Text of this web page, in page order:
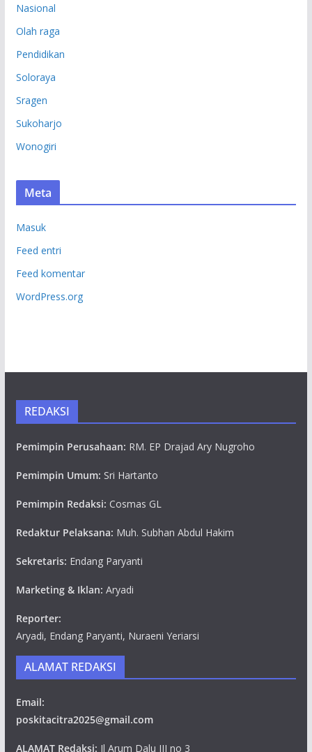
Nasional
Olah raga
Pendidikan
Soloraya
Sragen
Sukoharjo
Wonogiri
Meta
Masuk
Feed entri
Feed komentar
WordPress.org
REDAKSI
Pemimpin Perusahaan: RM. EP Drajad Ary Nugroho
Pemimpin Umum: Sri Hartanto
Pemimpin Redaksi: Cosmas GL
Redaktur Pelaksana: Muh. Subhan Abdul Hakim
Sekretaris: Endang Paryanti
Marketing & Iklan: Aryadi
Reporter:
Aryadi, Endang Paryanti, Nuraeni Yeriarsi
ALAMAT REDAKSI
Email:
poskitacitra2025@gmail.com
ALAMAT Redaksi: Jl Arum Dalu III no 3